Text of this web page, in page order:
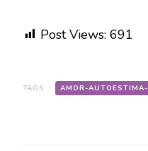
Post Views: 691
TAGS: AMOR-AUTOESTIMA-